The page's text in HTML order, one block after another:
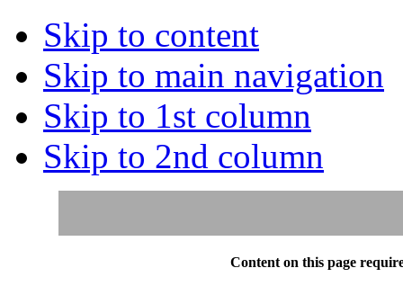
Skip to content
Skip to main navigation
Skip to 1st column
Skip to 2nd column
Content on this page